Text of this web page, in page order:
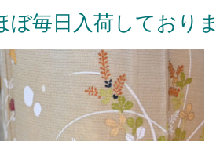
ぼ毎日入荷しており